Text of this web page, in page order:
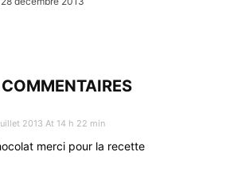
2013 At 14 h 22 min
merci pour la recette